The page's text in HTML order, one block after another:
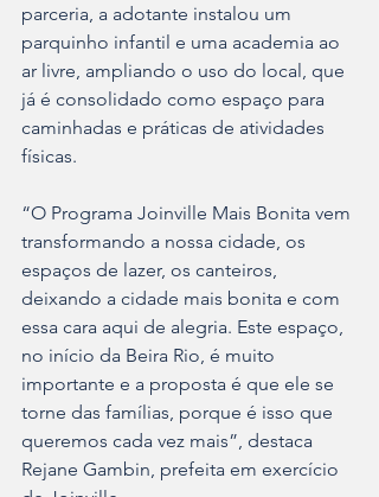
parceria, a adotante instalou um
parquinho infantil e uma academia ao
ar livre, ampliando o uso do local, que
já é consolidado como espaço para
caminhadas e práticas de atividades
físicas.
“O Programa Joinville Mais Bonita vem
transformando a nossa cidade, os
espaços de lazer, os canteiros,
deixando a cidade mais bonita e com
essa cara aqui de alegria. Este espaço,
no início da Beira Rio, é muito
importante e a proposta é que ele se
torne das famílias, porque é isso que
queremos cada vez mais”, destaca
Rejane Gambin, prefeita em exercício